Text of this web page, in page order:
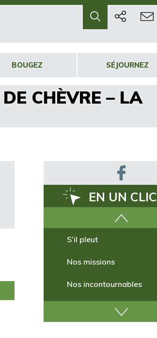
BOUGEZ SÉJOURNEZ
CHÈVRE – LA
EN UN CLIC
Comment venir ?
S’il pleut
Nos missions
Nos incontournables
Nos publications